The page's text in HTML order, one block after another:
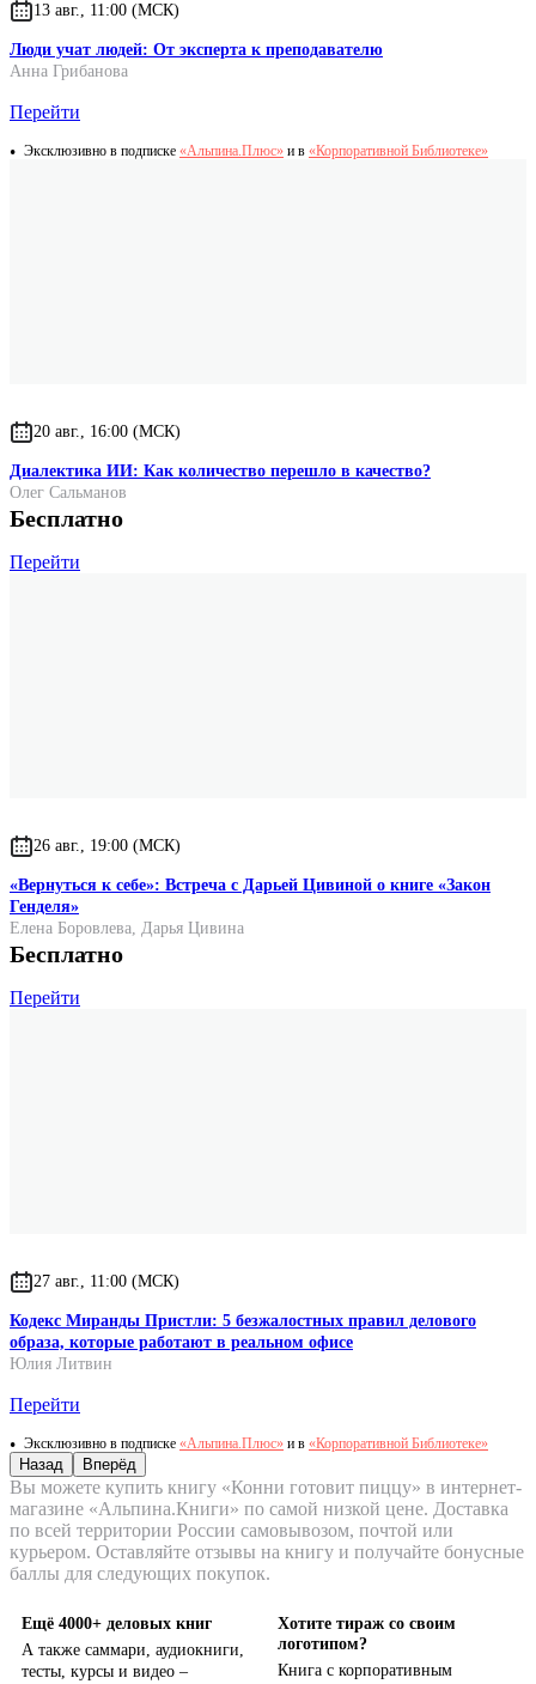
13 авг., 11:00 (МСК)
Люди учат людей: От эксперта к преподавателю
Анна Грибанова
Перейти
Эксклюзивно в подписке «Альпина.Плюс» и в «Корпоративной Библиотеке»
20 авг., 16:00 (МСК)
Диалектика ИИ: Как количество перешло в качество?
Олег Сальманов
Бесплатно
Перейти
26 авг., 19:00 (МСК)
«Вернуться к себе»: Встреча с Дарьей Цивиной о книге «Закон
Генделя»
Елена Боровлева, Дарья Цивина
Бесплатно
Перейти
27 авг., 11:00 (МСК)
Кодекс Миранды Пристли: 5 безжалостных правил делового
образа, которые работают в реальном офисе
Юлия Литвин
Перейти
Эксклюзивно в подписке «Альпина.Плюс» и в «Корпоративной Библиотеке»
Назад Вперёд
Вы можете купить книгу «Конни готовит пиццу» в интернет-
магазине «Альпина.Книги» по самой низкой цене. Доставка
по всей территории России самовывозом, почтой или
курьером. Оставляйте отзывы на книгу и получайте бонусные
баллы для следующих покупок.
Ещё 4000+ деловых книг
А также саммари, аудиокниги,
тесты, курсы и видео –
Хотите тираж со своим
логотипом?
Книга с корпоративным